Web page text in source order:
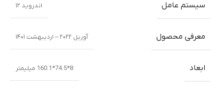
سیستم عامل اندروید ۱۲
معرفی محصول آوریل ۲۰۲۲ – اردیبهشت ۱۴۰۱
ابعاد 8*74.5*160.1 میلیمتر